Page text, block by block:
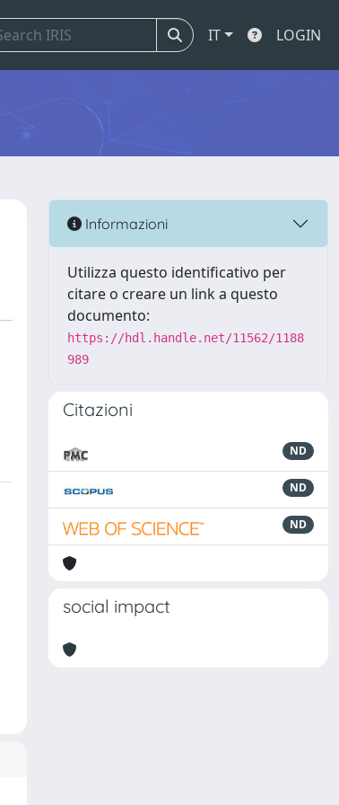
IT LOGIN
Informazioni
Utilizza questo identificativo per
citare o creare un link a questo
documento:
https://hdl.handle.net/11562/1188
989
Citazioni
ND
ND
ND
social impact